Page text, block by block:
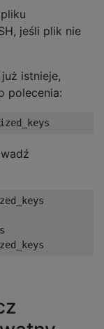
jeśli plik nie
już istnieje,
polecenia: